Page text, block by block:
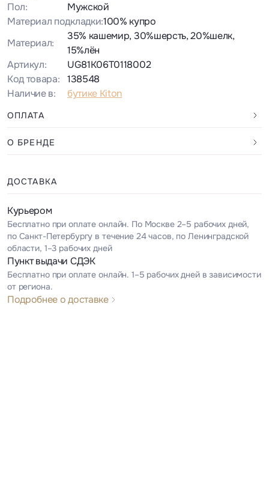
Пол:
Мужской
Материал подкладки:100% купро
Материал:
35% кашемир, 30%шерсть, 20%шелк,
15%лён
Артикул:
UG81K06T0118002
Код товара:
138548
Наличие в:
бутике Kiton
ОПЛАТА
О БРЕНДЕ
ДОСТАВКА
Курьером
Бесплатно при оплате онлайн. По Москве 2–5 рабочих дней,
по Санкт-Петербургу в течение 24 часов, по Ленинградской
области, 1–3 рабочих дней
Пункт выдачи СДЭК
Бесплатно при оплате онлайн. 1–5 рабочих дней в зависимости
от региона.
Подробнее о доставке